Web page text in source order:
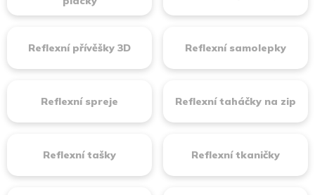
Reflexní přívěšky 3D Reflexní samolepky
Reflexní spreje Reflexní taháčky na zip
Reflexní tašky Reflexní tkaničky